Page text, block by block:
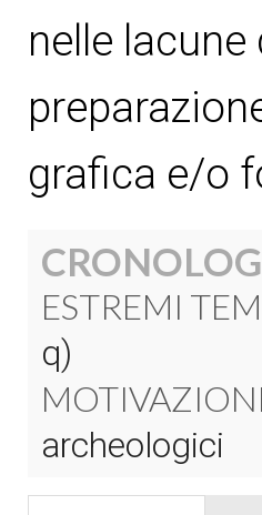
nelle
grafica e/o
ESTREMI
q)
archeologici